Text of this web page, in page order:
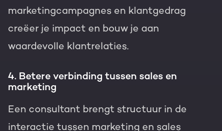
marketingcampagnes en klantgedrag
creëer je impact en bouw je aan
waardevolle klantrelaties.
4. Betere verbinding tussen sales en
marketing
Een consultant brengt structuur in de
interactie tussen marketing en sales